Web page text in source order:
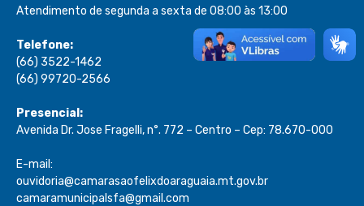
Atendimento de segunda a sexta de 08:00 às 13:00
Telefone:
(66) 3522-1462
(66) 99720-2566
Presencial:
Avenida Dr. Jose Fragelli, n°. 772 – Centro – Cep: 78.670-000
E-mail:
ouvidoria@camarasaofelixdoaraguaia.mt.gov.br
camaramunicipalsfa@gmail.com